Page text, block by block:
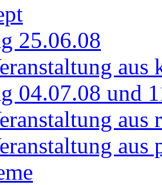
25.06.08
04.07.08 und
aus